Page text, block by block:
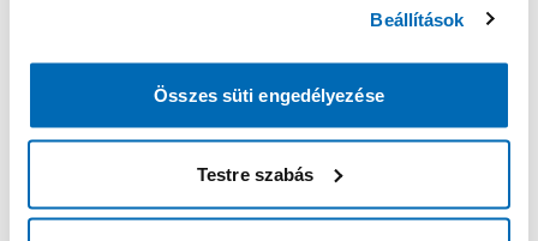
Beállítások
Összes süti engedélyezése
Testre szabás